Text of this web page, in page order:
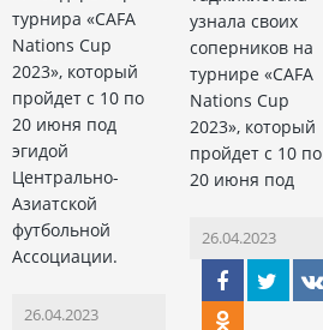
турнира «CAFA
Nations Cup
2023», который
пройдет с 10 по
20 июня под
эгидой
Центрально-
Азиатской
футбольной
Ассоциации.
26.04.2023
узнала своих
соперников на
турнире «CAFA
Nations Cup
2023», который
пройдет с 10 по
20 июня под
26.04.2023